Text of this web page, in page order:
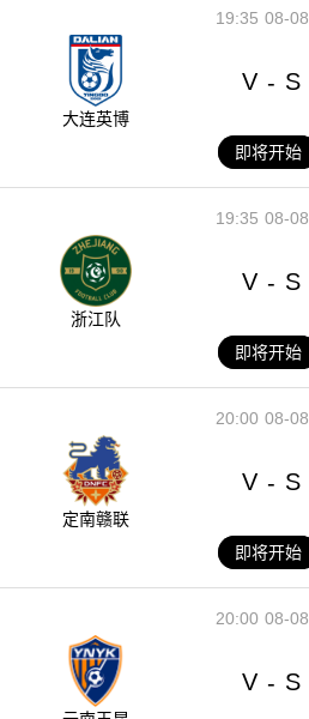
08-08
19:35
大连英博
V - S
即将开始
08-08
19:35
浙江队
V - S
即将开始
08-08
20:00
定南赣联
V - S
即将开始
08-08
20:00
V - S